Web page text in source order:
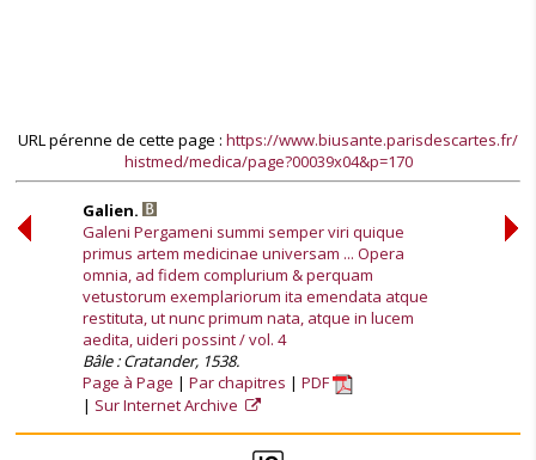
URL pérenne de cette page : https://www.biusante.parisdescartes.fr/
histmed/medica/page?00039x04&p=170
Galien.
Galeni Pergameni summi semper viri quique
primus artem medicinae universam ... Opera
omnia, ad fidem complurium & perquam
vetustorum exemplariorum ita emendata atque
restituta, ut nunc primum nata, atque in lucem
aedita, uideri possint / vol. 4
Bâle : Cratander, 1538.
Page à Page
Par chapitres
PDF
Sur Internet Archive